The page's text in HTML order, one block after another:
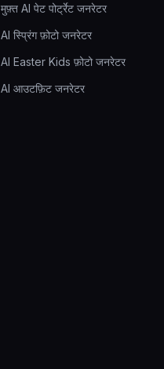
मुफ़्त AI पेट पोर्ट्रेट जनरेटर
AI स्प्रिंग फ़ोटो जनरेटर
AI Easter Kids फ़ोटो जनरेटर
AI आउटफ़िट जनरेटर